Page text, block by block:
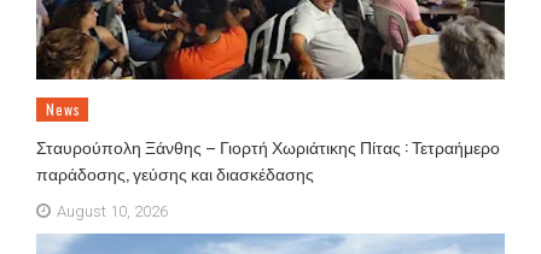
News
Σταυρούπολη Ξάνθης – Γιορτή Χωριάτικης Πίτας : Τετραήμερο
παράδοσης, γεύσης και διασκέδασης
August 10, 2026